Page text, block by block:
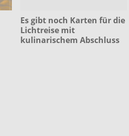
Es gibt noch Karten für die
Lichtreise mit
kulinarischem Abschluss